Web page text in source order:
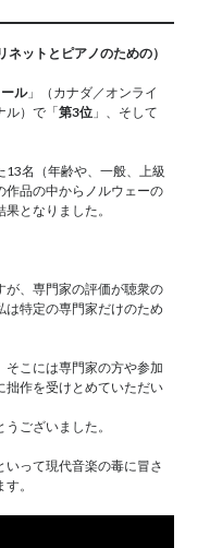
ットとピアノのための）
ル」（カナダ／オンライ
ル）で「第3位 」、そして
13名（年齢や、一般、上級
作品の中からノルウェーの
となりました。
が、専門家の評価が聴衆の
特定の専門家だけのため
こには専門家の方や参加
拙作を受けとめていただい
ございました。
って現代音楽の毒に冒さ
。